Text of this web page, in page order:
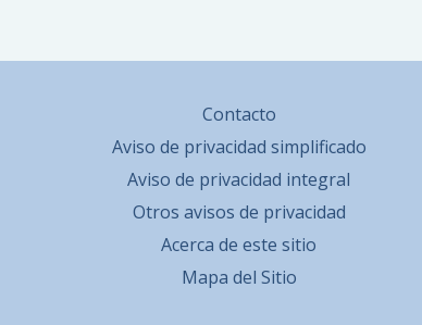
Contacto
Aviso de privacidad simplificado
Aviso de privacidad integral
Otros avisos de privacidad
Acerca de este sitio
Mapa del Sitio